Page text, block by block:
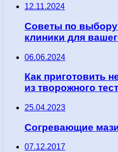
12.11.2024
Советы по выбору
клиники для
06.06.2024
Как приготовить
из творожного
25.04.2023
Согревающие
07.12.2017